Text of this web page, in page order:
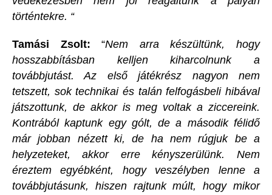
történtekre. “
Tamási Zsolt: “Nem arra készültünk, hogy
hosszabbításban kelljen kiharcolnunk a
továbbjutást. Az első játékrész nagyon nem
tetszett, sok technikai és talán felfogásbeli hibával
játszottunk, de akkor is meg voltak a ziccereink.
Kontrából kaptunk egy gólt, de a második félidő
már jobban nézett ki,de ha nem rúgjuk be a
helyzeteket, akkor erre kényszerülünk. Nem
éreztem egyébként, hogy veszélyben lenne a
továbbjutásunk, hiszen rajtunk múlt, hogy mikor